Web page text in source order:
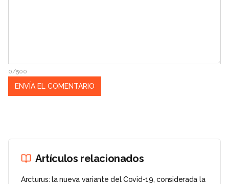
0/500
Artículos relacionados
Arcturus: la nueva variante del Covid-19, considerada la